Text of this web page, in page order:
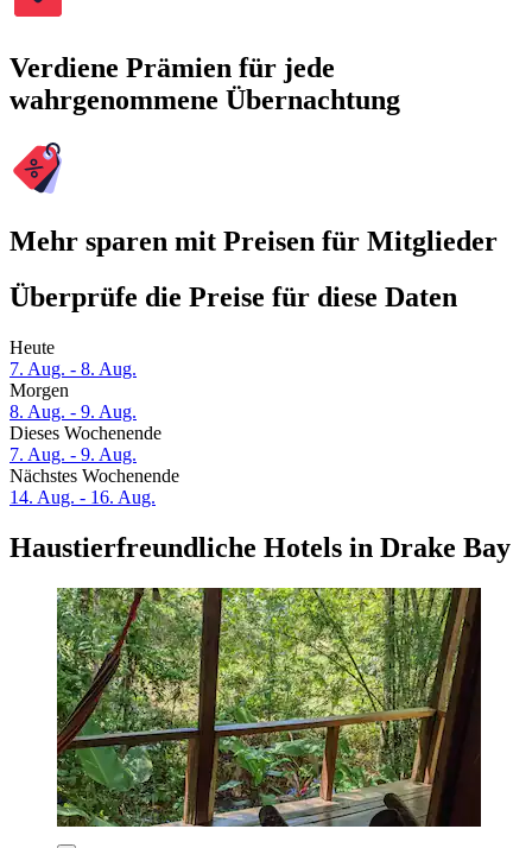
Verdiene Prämien für jede
wahrgenommene Übernachtung
Mehr sparen mit Preisen für Mitglieder
Überprüfe die Preise für diese Daten
Heute
7. Aug. - 8. Aug.
Morgen
8. Aug. - 9. Aug.
Dieses Wochenende
7. Aug. - 9. Aug.
Nächstes Wochenende
14. Aug. - 16. Aug.
Haustierfreundliche Hotels in Drake Bay